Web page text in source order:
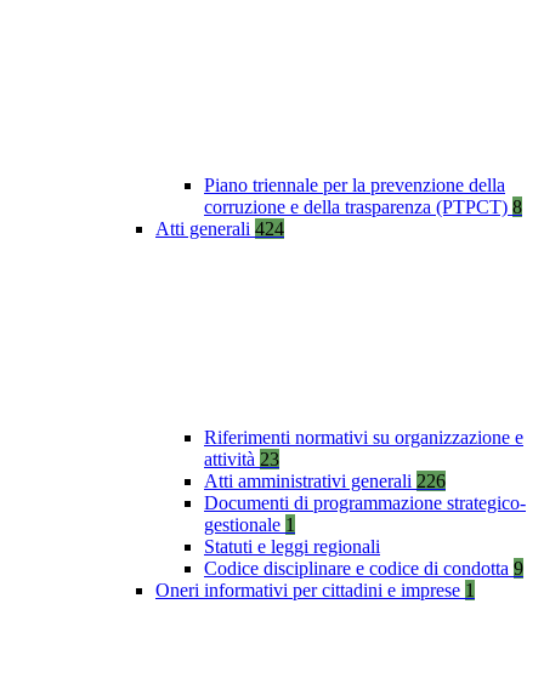
Piano triennale per la prevenzione della
corruzione e della trasparenza (PTPCT) 8
Atti generali 424
Riferimenti normativi su organizzazione e
attività 23
Atti amministrativi generali 226
Documenti di programmazione strategico-
gestionale 1
Statuti e leggi regionali
Codice disciplinare e codice di condotta 9
Oneri informativi per cittadini e imprese 1